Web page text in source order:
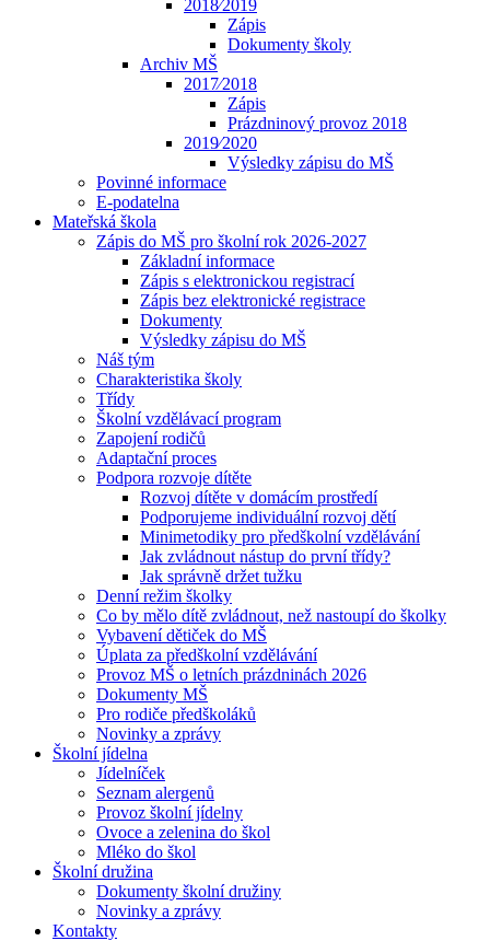
2018⁄2019
Zápis
Dokumenty školy
Archiv MŠ
2017⁄2018
Zápis
Prázdninový provoz 2018
2019⁄2020
Výsledky zápisu do MŠ
Povinné informace
E-podatelna
Mateřská škola
Zápis do MŠ pro školní rok 2026-2027
Základní informace
Zápis s elektronickou registrací
Zápis bez elektronické registrace
Dokumenty
Výsledky zápisu do MŠ
Náš tým
Charakteristika školy
Třídy
Školní vzdělávací program
Zapojení rodičů
Adaptační proces
Podpora rozvoje dítěte
Rozvoj dítěte v domácím prostředí
Podporujeme individuální rozvoj dětí
Minimetodiky pro předškolní vzdělávání
Jak zvládnout nástup do první třídy?
Jak správně držet tužku
Denní režim školky
Co by mělo dítě zvládnout, než nastoupí do školky
Vybavení dětiček do MŠ
Úplata za předškolní vzdělávání
Provoz MŠ o letních prázdninách 2026
Dokumenty MŠ
Pro rodiče předškoláků
Novinky a zprávy
Školní jídelna
Jídelníček
Seznam alergenů
Provoz školní jídelny
Ovoce a zelenina do škol
Mléko do škol
Školní družina
Dokumenty školní družiny
Novinky a zprávy
Kontakty